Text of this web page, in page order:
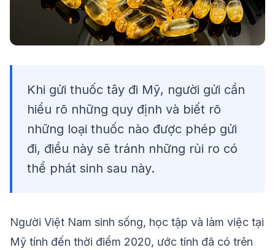
Khi gửi thuốc tây đi Mỹ, người gửi cần
hiểu rõ những quy định và biết rõ
những loại thuốc nào được phép gửi
đi, điều này sẽ tránh những rủi ro có
thể phát sinh sau này.
Người Việt Nam sinh sống, học tập và làm việc tại
Mỹ tính đến thời điểm 2020, ước tính đã có trên